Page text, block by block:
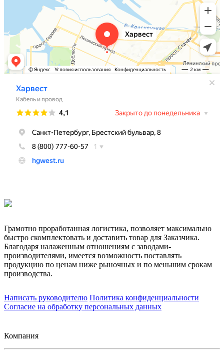
Грамотно проработанная логистика, позволяет максимально
быстро скомплектовать и доставить товар для Заказчика.
Благодаря налаженным отношениям с заводами-
производителями, имеется возможность поставлять
продукцию по ценам ниже рыночных и по меньшим срокам
производства.
Написать руководителю Политика конфиденциальности
Согласие на обработку персональных данных
Компания